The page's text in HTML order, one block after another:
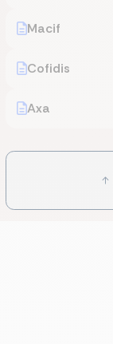
Macif
Cofidis
Axa